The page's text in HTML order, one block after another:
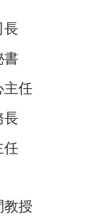
長
書
主任
長
任
教授